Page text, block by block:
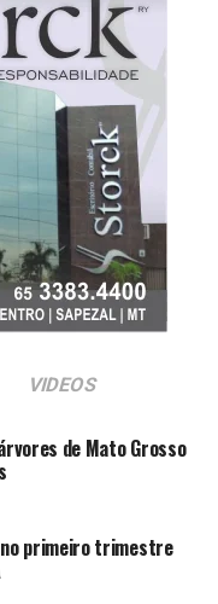
primeiro em
VIDEOS
de Mato Grosso
primeiro trimestre